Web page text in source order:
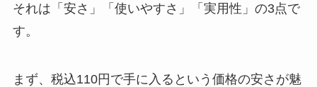
それは「安さ」「使いやすさ」「実用性」の3点で
す。
まず、税込110円で手に入るという価格の安さが魅